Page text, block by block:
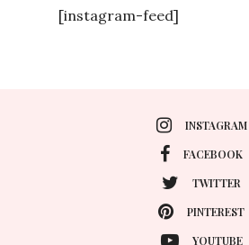
[instagram-feed]
INSTAGRAM
FACEBOOK
TWITTER
PINTEREST
YOUTUBE